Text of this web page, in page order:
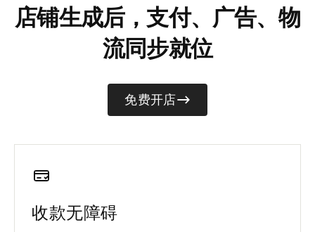
店铺生成后，支付、广告、物
流同步就位
免费开店→
收款无障碍